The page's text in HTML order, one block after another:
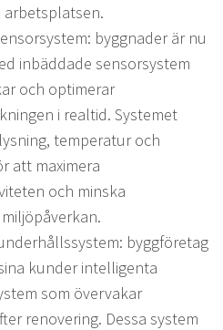
arbetsplatsen.
byggnader är nu
inbäddade sensorsystem
och optimerar
i realtid. Systemet
temperatur och
att maximera
och minska
byggföretag
kunder intelligenta
som övervakar
renovering. Dessa system